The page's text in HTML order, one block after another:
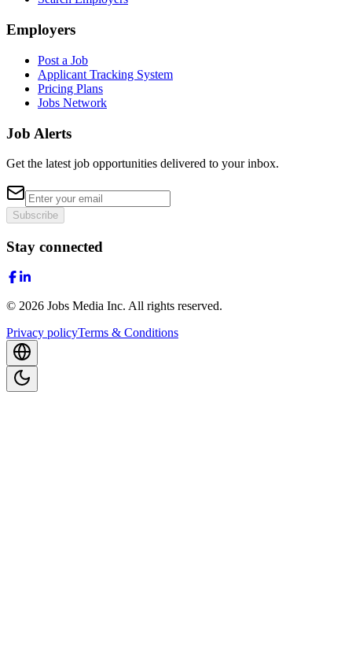
Employers
Post a Job
Applicant Tracking System
Pricing Plans
Jobs Network
Job Alerts
Get the latest job opportunities delivered to your inbox.
Subscribe
Stay connected
© 2026 Jobs Media Inc. All rights reserved.
Privacy policyTerms & Conditions